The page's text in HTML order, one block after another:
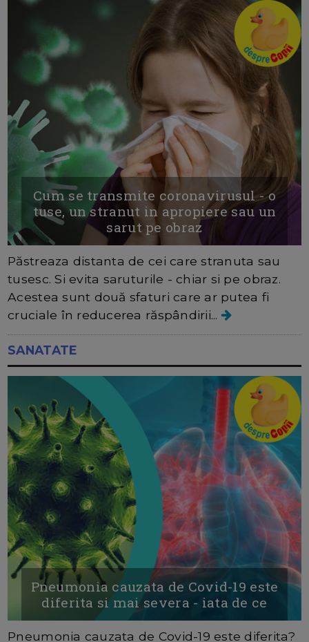
Cum se transmite coronavirusul - o
tuse, un stranut in apropiere sau un
sarut pe obraz
Păstreaza distanta de cei care stranuta sau
tusesc. Si evita saruturile - chiar si pe obraz.
Acestea sunt două sfaturi care ar putea fi
cruciale în reducerea răspândirii...
SANATATE
Pneumonia cauzata de Covid-19 este
diferita si mai severa - iata de ce
Pneumonia cauzata de Covid-19 este diferita?